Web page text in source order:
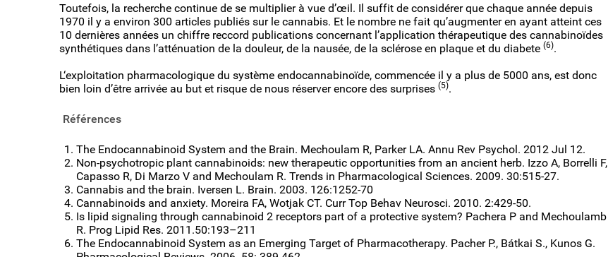
Toutefois, la recherche continue de se multiplier à vue d’œil. Il suffit de considérer que chaque année depuis
1970 il y a environ 300 articles publiés sur le cannabis. Et le nombre ne fait qu’augmenter en ayant atteint ces
10 dernières années un chiffre reccord publications concernant l’application thérapeutique des cannabinoïdes
synthétiques dans l’atténuation de la douleur, de la nausée, de la sclérose en plaque et du diabete (6).
L‘exploitation pharmacologique du système endocannabinoïde, commencée il y a plus de 5000 ans, est donc
bien loin d’être arrivée au but et risque de nous réserver encore des surprises (5).
Références
The Endocannabinoid System and the Brain. Mechoulam R, Parker LA. Annu Rev Psychol. 2012 Jul 12.
Non-psychotropic plant cannabinoids: new therapeutic opportunities from an ancient herb. Izzo A, Borrelli F,
Capasso R, Di Marzo V and Mechoulam R. Trends in Pharmacological Sciences. 2009. 30:515-27.
Cannabis and the brain. Iversen L. Brain. 2003. 126:1252-70
Cannabinoids and anxiety. Moreira FA, Wotjak CT. Curr Top Behav Neurosci. 2010. 2:429-50.
Is lipid signaling through cannabinoid 2 receptors part of a protective system? Pachera P and Mechoulamb
R. Prog Lipid Res. 2011.50:193–211
The Endocannabinoid System as an Emerging Target of Pharmacotherapy. Pacher P., Bátkai S., Kunos G.